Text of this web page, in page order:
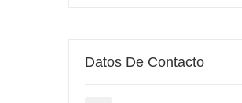
Datos De Contacto